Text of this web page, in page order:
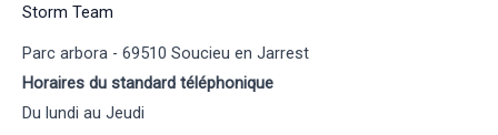
Storm Team
Parc arbora - 69510 Soucieu en Jarrest
Horaires du standard téléphonique
Du lundi au Jeudi